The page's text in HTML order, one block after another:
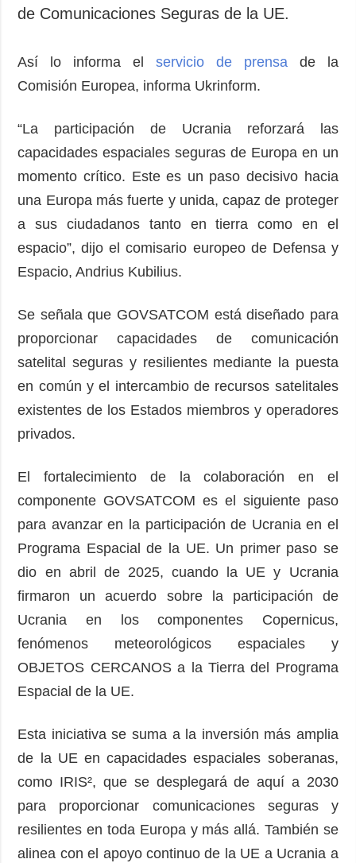
de Comunicaciones Seguras de la UE.
Así lo informa el servicio de prensa de la
Comisión Europea, informa Ukrinform.
“La participación de Ucrania reforzará las
capacidades espaciales seguras de Europa en un
momento crítico. Este es un paso decisivo hacia
una Europa más fuerte y unida, capaz de proteger
a sus ciudadanos tanto en tierra como en el
espacio”, dijo el comisario europeo de Defensa y
Espacio, Andrius Kubilius.
Se señala que GOVSATCOM está diseñado para
proporcionar capacidades de comunicación
satelital seguras y resilientes mediante la puesta
en común y el intercambio de recursos satelitales
existentes de los Estados miembros y operadores
privados.
El fortalecimiento de la colaboración en el
componente GOVSATCOM es el siguiente paso
para avanzar en la participación de Ucrania en el
Programa Espacial de la UE. Un primer paso se
dio en abril de 2025, cuando la UE y Ucrania
firmaron un acuerdo sobre la participación de
Ucrania en los componentes Copernicus,
fenómenos meteorológicos espaciales y
OBJETOS CERCANOS a la Tierra del Programa
Espacial de la UE.
Esta iniciativa se suma a la inversión más amplia
de la UE en capacidades espaciales soberanas,
como IRIS², que se desplegará de aquí a 2030
para proporcionar comunicaciones seguras y
resilientes en toda Europa y más allá. También se
alinea con el apoyo continuo de la UE a Ucrania a